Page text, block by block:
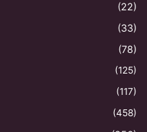
(22)
(33)
(78)
(125)
(117)
(458)